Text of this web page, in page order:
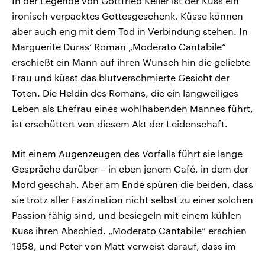
ironisch verpacktes Gottesgeschenk. Küsse können
aber auch eng mit dem Tod in Verbindung stehen. In
Marguerite Duras‘ Roman „Moderato Cantabile“
erschießt ein Mann auf ihren Wunsch hin die geliebte
Frau und küsst das blutverschmierte Gesicht der
Toten. Die Heldin des Romans, die ein langweiliges
Leben als Ehefrau eines wohlhabenden Mannes führt,
ist erschüttert von diesem Akt der Leidenschaft.
Mit einem Augenzeugen des Vorfalls führt sie lange
Gespräche darüber – in eben jenem Café, in dem der
Mord geschah. Aber am Ende spüren die beiden, dass
sie trotz aller Faszination nicht selbst zu einer solchen
Passion fähig sind, und besiegeln mit einem kühlen
Kuss ihren Abschied. „Moderato Cantabile“ erschien
1958, und Peter von Matt verweist darauf, dass im